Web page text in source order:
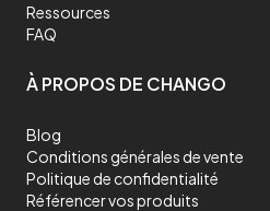
Ressources
FAQ
À PROPOS DE CHANGO
Blog
Conditions générales de vente
Politique de confidentialité
Référencer vos produits